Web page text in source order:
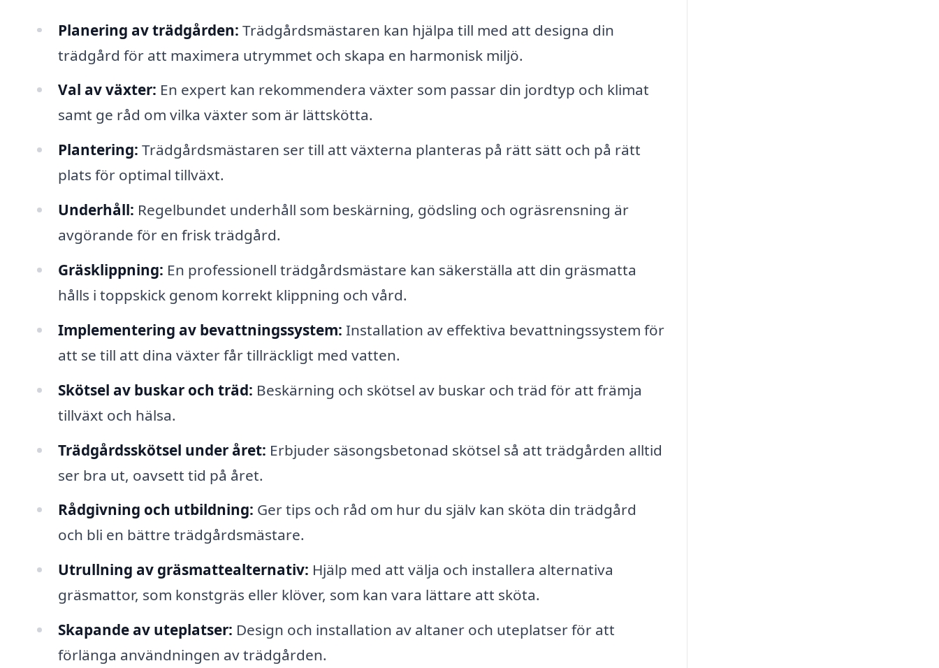
Planering av trädgården: Trädgårdsmästaren kan hjälpa till med att designa din
trädgård för att maximera utrymmet och skapa en harmonisk miljö.
Val av växter: En expert kan rekommendera växter som passar din jordtyp och klimat
samt ge råd om vilka växter som är lättskötta.
Plantering: Trädgårdsmästaren ser till att växterna planteras på rätt sätt och på rätt
plats för optimal tillväxt.
Underhåll: Regelbundet underhåll som beskärning, gödsling och ogräsrensning är
avgörande för en frisk trädgård.
Gräsklippning: En professionell trädgårdsmästare kan säkerställa att din gräsmatta
hålls i toppskick genom korrekt klippning och vård.
Implementering av bevattningssystem: Installation av effektiva bevattningssystem för
att se till att dina växter får tillräckligt med vatten.
Skötsel av buskar och träd: Beskärning och skötsel av buskar och träd för att främja
tillväxt och hälsa.
Trädgårdsskötsel under året: Erbjuder säsongsbetonad skötsel så att trädgården alltid
ser bra ut, oavsett tid på året.
Rådgivning och utbildning: Ger tips och råd om hur du själv kan sköta din trädgård
och bli en bättre trädgårdsmästare.
Utrullning av gräsmattealternativ: Hjälp med att välja och installera alternativa
gräsmattor, som konstgräs eller klöver, som kan vara lättare att sköta.
Skapande av uteplatser: Design och installation av altaner och uteplatser för att
förlänga användningen av trädgården.